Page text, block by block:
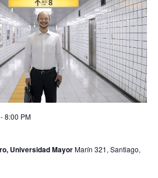
8:00 PM
Universidad MayorMarín 321, Santiago,